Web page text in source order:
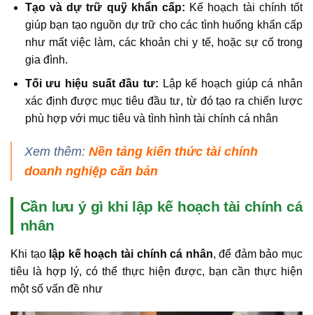
Tạo và dự trữ quỹ khẩn cấp: Kế hoạch tài chính tốt
giúp bạn tạo nguồn dự trữ cho các tình huống khẩn cấp
như mất việc làm, các khoản chi y tế, hoặc sự cố trong
gia đình.
Tối ưu hiệu suất đầu tư: Lập kế hoạch giúp cá nhân
xác định được mục tiêu đầu tư, từ đó tạo ra chiến lược
phù hợp với mục tiêu và tình hình tài chính cá nhân
Xem thêm: Nền tảng kiến thức tài chính
doanh nghiệp căn bản
Cần lưu ý gì khi lập kế hoạch tài chính cá
nhân
Khi tạolập kế hoạch tài chính cá nhân, để đảm bảo mục
tiêu là hợp lý, có thể thực hiện được, bạn cần thực hiện
một số vấn đề như